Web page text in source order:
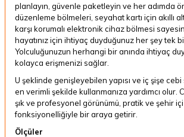
planlayın, güvenle paketleyin ve her adımda
düzenleme bölmeleri, seyahat kartı için akıllı
karşı korumalı elektronik cihaz bölmesi
hayatınız için ihtiyaç duyduğunuz her şey tek
Yolculuğunuzun herhangi bir anında ihtiyaç
kolayca erişmenizi sağlar.
U şeklinde genişleyebilen yapısı ve iç şişe
en verimli şekilde kullanmanıza yardımcı olur.
şık ve profesyonel görünümü, pratik ve şehir
fonksiyonelliğiyle bir araya getirir.
Ölçüler